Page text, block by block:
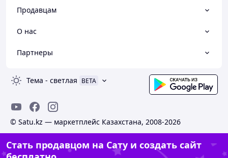
Продавцам
О нас
Партнеры
Тема - светлая BETA
© Satu.kz — маркетплейс Казахстана, 2008-2026
Стать продавцом на Сату и создать сайт